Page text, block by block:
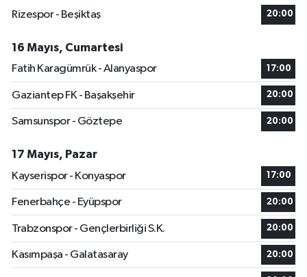
Rizespor - Beşiktaş
20:00
16 Mayıs, Cumartesi
Fatih Karagümrük - Alanyaspor
17:00
Gaziantep FK - Başakşehir 20:00
Samsunspor - Göztepe 20:00
17 Mayıs, Pazar
Kayserispor - Konyaspor
17:00
Fenerbahçe - Eyüpspor 20:00
Trabzonspor - Gençlerbirliği S.K. 20:00
Kasımpaşa - Galatasaray 20:00